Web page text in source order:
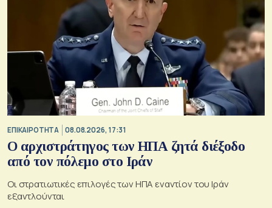
ΕΠΙΚΑΙΡΟΤΗΤΑ 08.08.2026, 17:31
Ο αρχιστράτηγος των ΗΠΑ ζητά διέξοδο
από τον πόλεμο στο Ιράν
Οι στρατιωτικές επιλογές των ΗΠΑ εναντίον του Ιράν
εξαντλούνται